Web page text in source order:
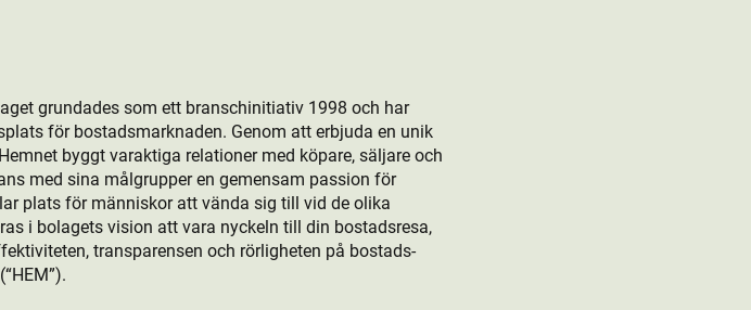
grundades som ett branschinitiativ 1998 och har
för bostads­marknaden. Genom att erbjuda en unik
byggt varaktiga relationer med köpare, säljare och
med sina målgrupper en gemensam passion för
plats för människor att vända sig till vid de olika
i bolagets vision att vara nyckeln till din bostads­resa,
transparensen och rörligheten på bostads­